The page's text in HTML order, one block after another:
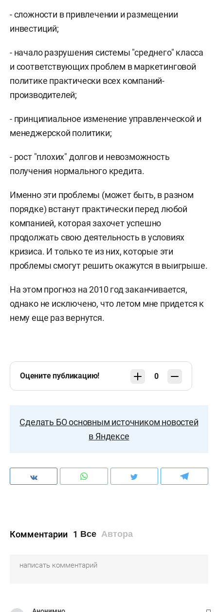
- сложности в привлечении и размещении
инвестиций;
- начало разрушения системы "среднего" класса
и соответствующих проблем в маркетинговой
политике практически всех компаний-
производителей;
- принципиальное изменение управленческой и
менеджерской политики;
- рост "плохих" долгов и невозможность
получения нормального кредита.
Именно эти проблемы (может быть, в разном
порядке) встанут практически перед любой
компанией, которая захочет успешно
продолжать свою деятельность в условиях
кризиса. И только те из них, которые эти
проблемы смогут решить окажутся в выигрыше.
На этом прогноз на 2010 год заканчивается,
однако не исключено, что летом мне придется к
нему еще раз вернутся.
Оцените публикацию! 0
Сделать БО основным источником новостей
в Яндексе
Комментарии 1 Все Автора